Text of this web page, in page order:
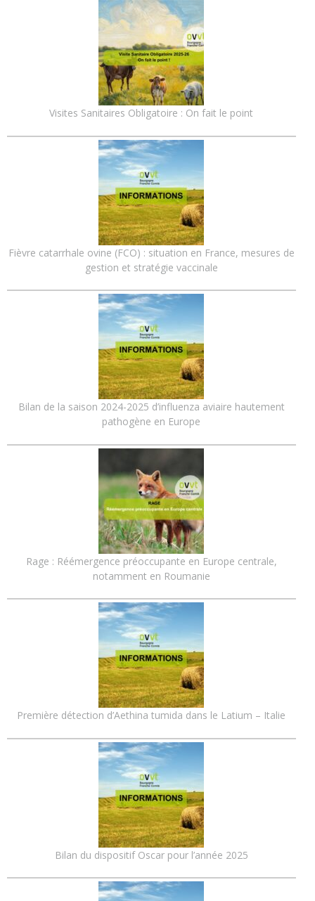
Visites Sanitaires Obligatoire : On fait le point
Fièvre catarrhale ovine (FCO) : situation en France, mesures de
gestion et stratégie vaccinale
Bilan de la saison 2024-2025 d’influenza aviaire hautement
pathogène en Europe
Rage : Réémergence préoccupante en Europe centrale,
notamment en Roumanie
Première détection d’Aethina tumida dans le Latium – Italie
Bilan du dispositif Oscar pour l’année 2025